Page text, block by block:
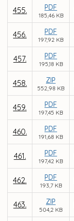
455. PDF
185,46 KB
456. PDF
197,92 KB
457. PDF
195,18 KB
458. ZIP
552,98 KB
459. PDF
197,45 KB
460. PDF
191,68 KB
461. PDF
197,42 KB
462. PDF
193,7 KB
463. ZIP
504,2 KB